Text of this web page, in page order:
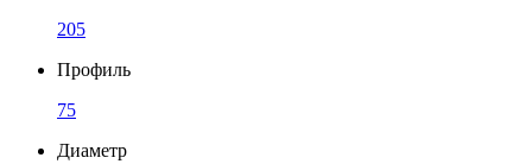
205
Профиль
75
Диаметр